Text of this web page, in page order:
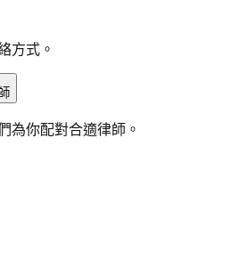
方式。
為你配對合適律師。